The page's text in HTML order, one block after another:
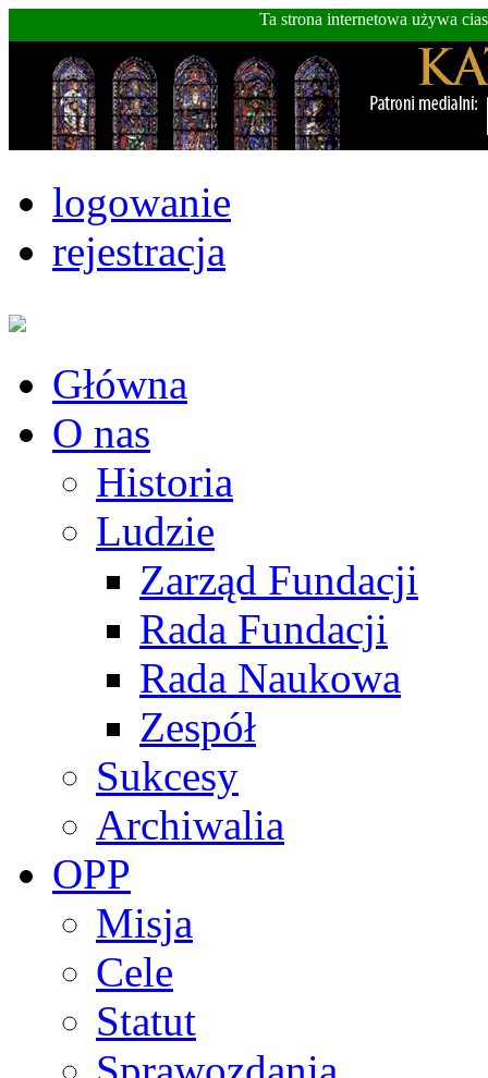
Ta strona internetowa używa
logowanie
rejestracja
Główna
O nas
Historia
Ludzie
Zarząd Fundacji
Rada Fundacji
Rada Naukowa
Zespół
Sukcesy
Archiwalia
OPP
Misja
Cele
Statut